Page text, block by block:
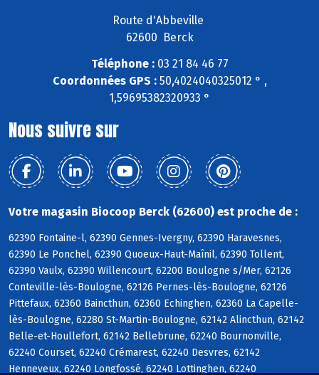
Route d'Abbeville
62600 Berck
Téléphone :03 21 84 46 77
Coordonnées GPS :50,4024040325012 ° ,
1,59695382320933 °
Nous suivre sur
Votre magasin Biocoop Berck (62600) est proche de :
62390 Fontaine-l, 62390 Gennes-Ivergny, 62390 Haravesnes,
62390 Le Ponchel, 62390 Quoeux-Haut-Maînil, 62390 Tollent,
62390 Vaulx, 62390 Willencourt, 62200 Boulogne s/Mer, 62126
Conteville-lès-Boulogne, 62126 Pernes-lès-Boulogne, 62126
Pittefaux, 62360 Baincthun, 62360 Echinghen, 62360 La Capelle-
lès-Boulogne, 62280 St-Martin-Boulogne, 62142 Alincthun, 62142
Belle-et-Houllefort, 62142 Bellebrune, 62240 Bournonville,
62240 Courset, 62240 Crémarest, 62240 Desvres, 62142
Henneveux, 62240 Longfossé, 62240 Lottinghen, 62240